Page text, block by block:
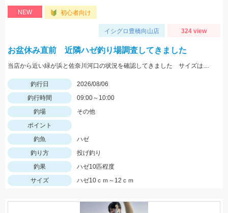
NEW 初心者向け
イシグロ豊橋向山店 324 view
お盆休み直前 近隣ハゼ釣り場調査してきました
当店から近い緑が浜と佐奈川河口の状況を確認してきました サイズはまだ小さめ 針サイズは6号がよさそうです
釣行日
2026/08/06
釣行時間
09:00～10:00
釣場
その他
ポイント
釣魚
ハゼ
釣り方
投げ釣り
釣果
ハゼ10匹程度
サイズ
ハゼ10ｃｍ～12ｃｍ